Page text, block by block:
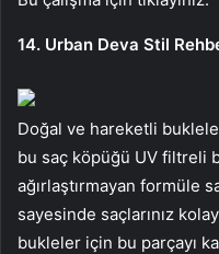
14. Urban Deva Stil
Doğal ve hareketli
bu saç köpüğü UV filtreli
ağırlaştırmayan formüle
sayesinde saçlarınız
bukleler için bu parçayı